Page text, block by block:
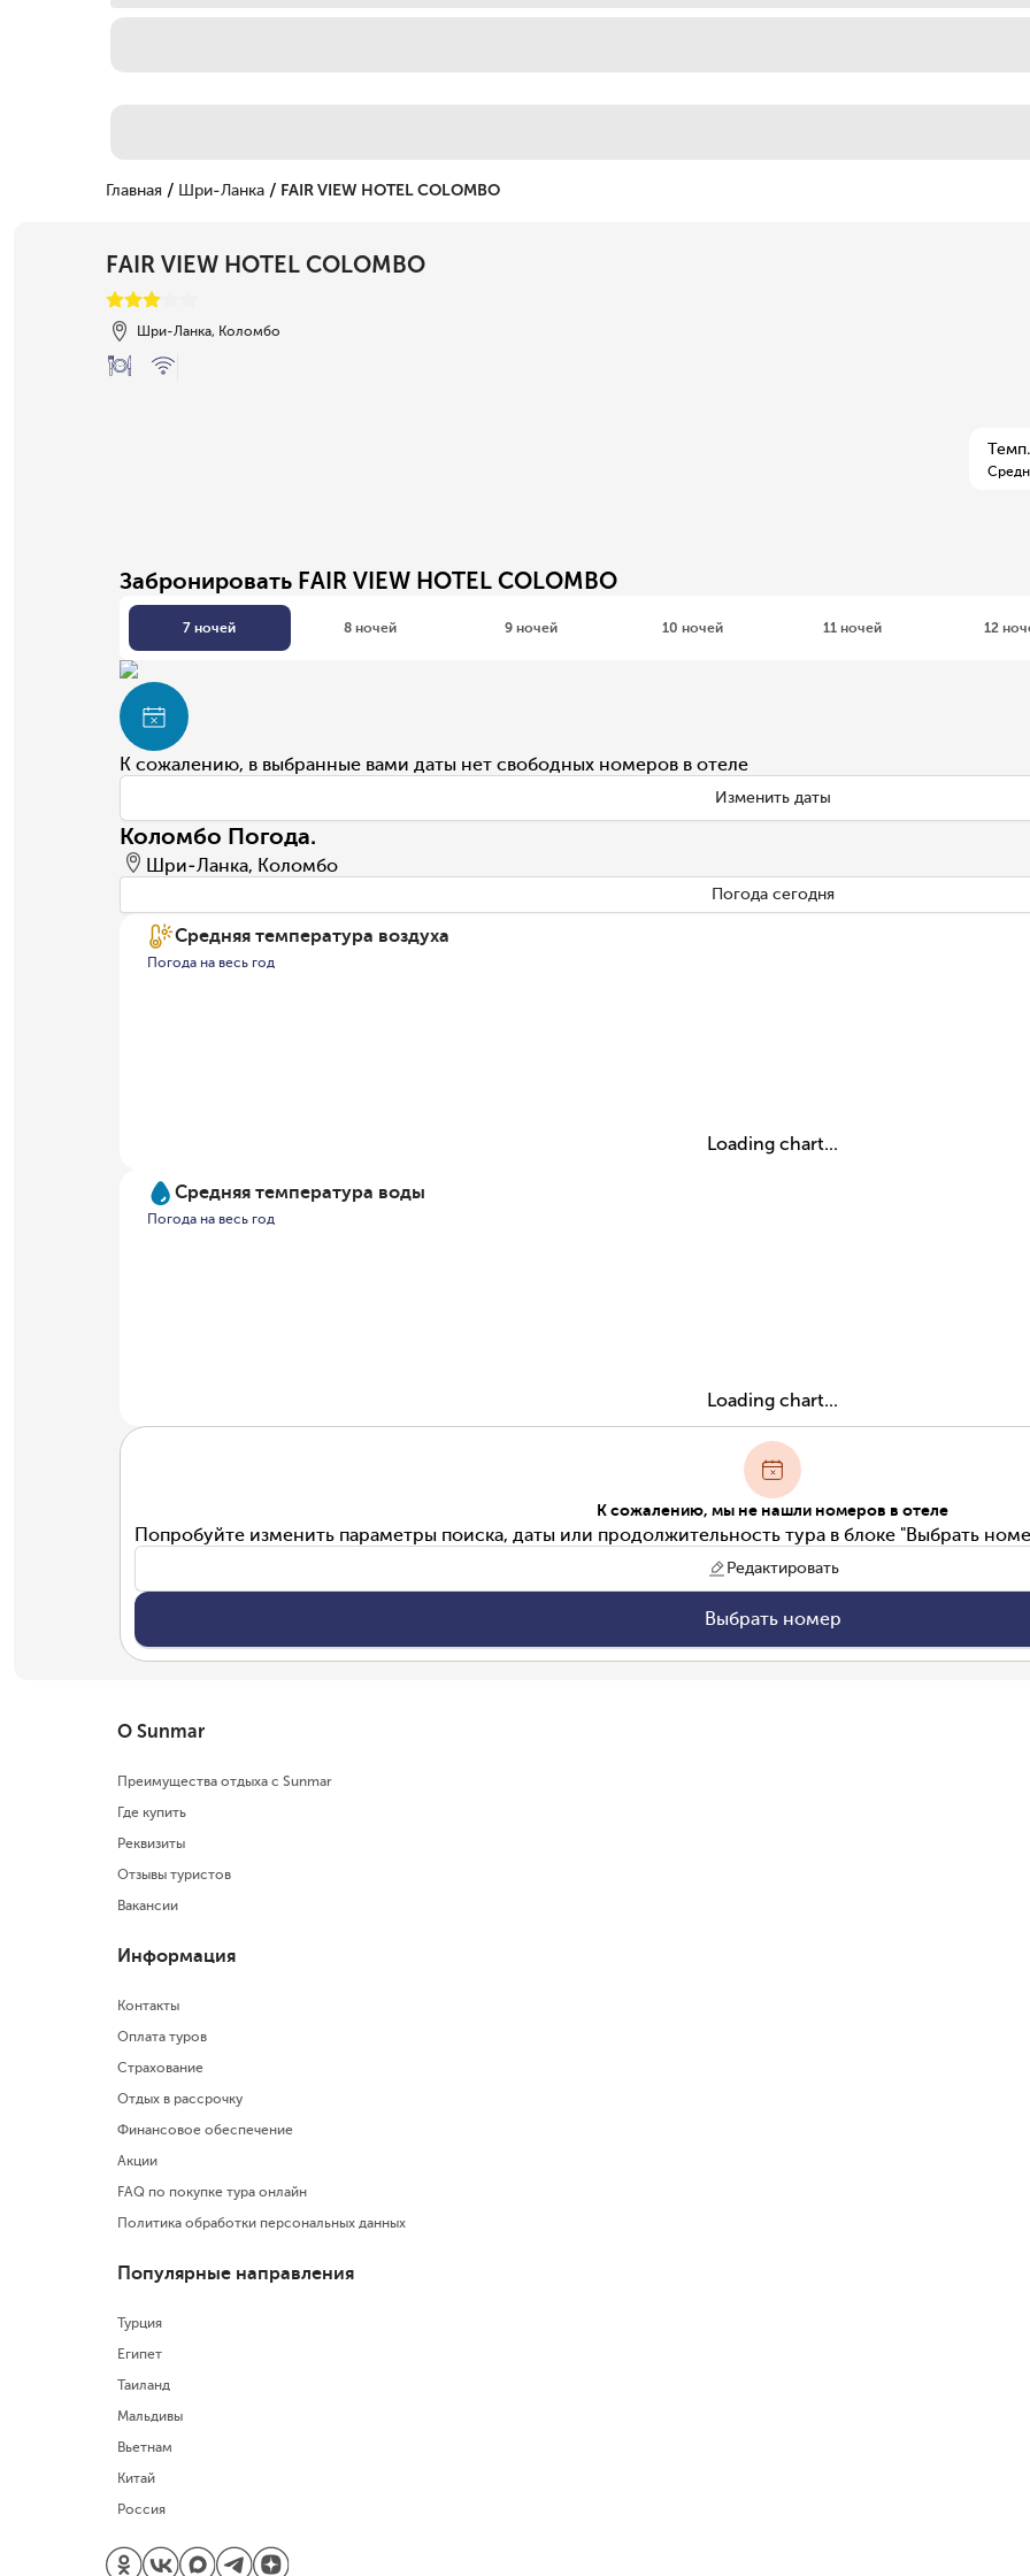
Главная / Шри-Ланка / FAIR VIEW HOTEL COLOMBO
FAIR VIEW HOTEL COLOMBO
Шри-Ланка, Коломбо
Забронировать FAIR VIEW HOTEL COLOMBO
7 ночей 8 ночей 9 ночей 10 ночей 11 ночей 12
К сожалению, в выбранные вами даты нет свободных номеров в отеле
Изменить даты
Коломбо Погода.
Шри-Ланка, Коломбо
Погода сегодня
Средняя температура воздуха
Погода на весь год
Loading chart...
Средняя температура воды
Погода на весь год
Loading chart...
К сожалению, мы не нашли номеров в отеле
Попробуйте изменить параметры поиска, даты или продолжительность тура в блоке "Выбрать
Редактировать
Выбрать номер
О Sunmar
Преимущества отдыха с Sunmar
Где купить
Реквизиты
Отзывы туристов
Вакансии
Информация
Контакты
Оплата туров
Страхование
Отдых в рассрочку
Финансовое обеспечение
Акции
FAQ по покупке тура онлайн
Политика обработки персональных данных
Популярные направления
Турция
Египет
Таиланд
Мальдивы
Вьетнам
Китай
Россия